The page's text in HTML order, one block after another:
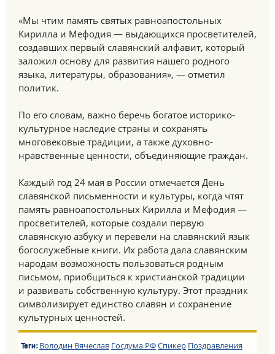
«Мы чтим память святых равноапостольных
Кирилла и Мефодия — выдающихся просветителей,
создавших первый славянский алфавит, который
заложил основу для развития нашего родного
языка, литературы, образования», — отметил
политик.
По его словам, важно беречь богатое историко-
культурное наследие страны и сохранять
многовековые традиции, а также духовно-
нравственные ценности, объединяющие граждан.
Каждый год 24 мая в России отмечается День
славянской письменности и культуры, когда чтят
память равноапостольных Кирилла и Мефодия —
просветителей, которые создали первую
славянскую азбуку и перевели на славянский язык
богослужебные книги. Их работа дала славянским
народам возможность пользоваться родным
письмом, приобщиться к христианской традиции
и развивать собственную культуру. Этот праздник
символизирует единство славян и сохранение
культурных ценностей.
Теги: Володин Вячеслав Госдума РФСпикер Поздравления